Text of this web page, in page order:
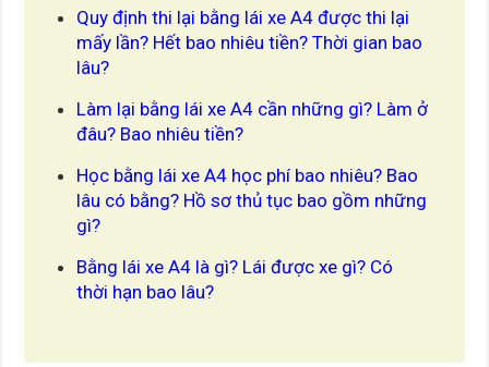
Quy định thi lại bằng lái xe A4 được thi lại
mấy lần? Hết bao nhiêu tiền? Thời gian bao
lâu?
Làm lại bằng lái xe A4 cần những gì? Làm ở
đâu? Bao nhiêu tiền?
Học bằng lái xe A4 học phí bao nhiêu? Bao
lâu có bằng? Hồ sơ thủ tục bao gồm những
gì?
Bằng lái xe A4 là gì? Lái được xe gì? Có
thời hạn bao lâu?